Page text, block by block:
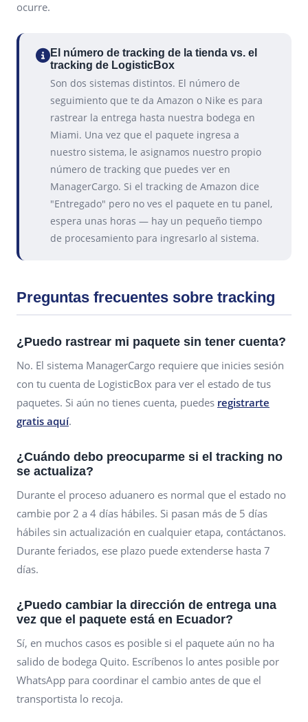
ocurre.
El número de tracking de la tienda vs. el
tracking de LogisticBox
Son dos sistemas distintos. El número de
seguimiento que te da Amazon o Nike es para
rastrear la entrega hasta nuestra bodega en
Miami. Una vez que el paquete ingresa a
nuestro sistema, le asignamos nuestro propio
número de tracking que puedes ver en
ManagerCargo. Si el tracking de Amazon dice
"Entregado" pero no ves el paquete en tu panel,
espera unas horas — hay un pequeño tiempo
de procesamiento para ingresarlo al sistema.
Preguntas frecuentes sobre tracking
¿Puedo rastrear mi paquete sin tener cuenta?
No. El sistema ManagerCargo requiere que inicies sesión
con tu cuenta de LogisticBox para ver el estado de tus
paquetes. Si aún no tienes cuenta, puedes registrarte
gratis aquí.
¿Cuándo debo preocuparme si el tracking no
se actualiza?
Durante el proceso aduanero es normal que el estado no
cambie por 2 a 4 días hábiles. Si pasan más de 5 días
hábiles sin actualización en cualquier etapa, contáctanos.
Durante feriados, ese plazo puede extenderse hasta 7
días.
¿Puedo cambiar la dirección de entrega una
vez que el paquete está en Ecuador?
Sí, en muchos casos es posible si el paquete aún no ha
salido de bodega Quito. Escríbenos lo antes posible por
WhatsApp para coordinar el cambio antes de que el
transportista lo recoja.